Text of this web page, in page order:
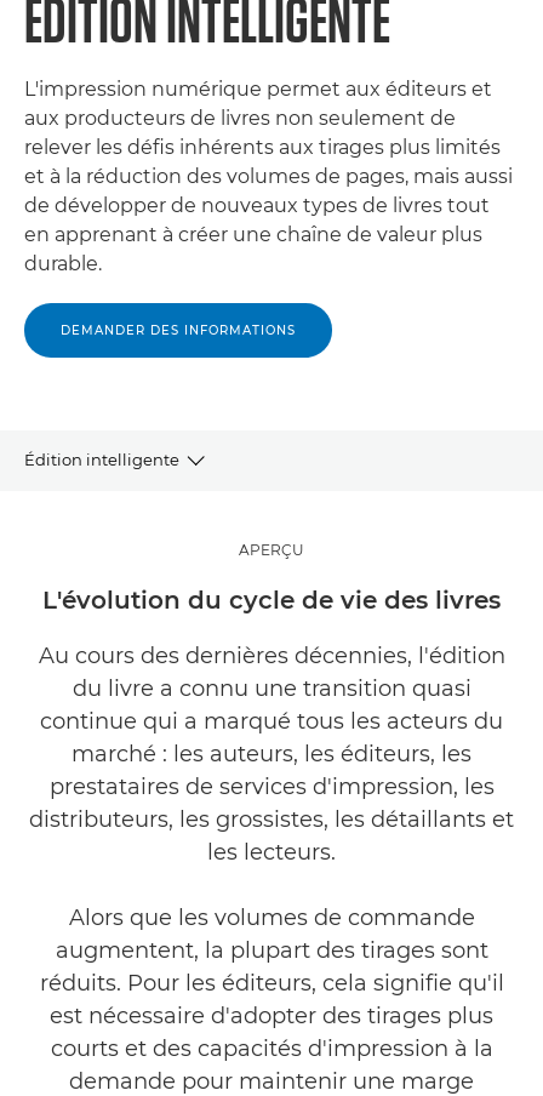
ÉDITION INTELLIGENTE
L'impression numérique permet aux éditeurs et
aux producteurs de livres non seulement de
relever les défis inhérents aux tirages plus limités
et à la réduction des volumes de pages, mais aussi
de développer de nouveaux types de livres tout
en apprenant à créer une chaîne de valeur plus
durable.
DEMANDER DES INFORMATIONS
Édition intelligente
ALLEZ PLUS LOIN
APERÇU
L'évolution du cycle de vie des livres
Au cours des dernières décennies, l'édition
du livre a connu une transition quasi
continue qui a marqué tous les acteurs du
marché : les auteurs, les éditeurs, les
prestataires de services d'impression, les
distributeurs, les grossistes, les détaillants et
les lecteurs.
Alors que les volumes de commande
augmentent, la plupart des tirages sont
réduits. Pour les éditeurs, cela signifie qu'il
est nécessaire d'adopter des tirages plus
courts et des capacités d'impression à la
demande pour maintenir une marge